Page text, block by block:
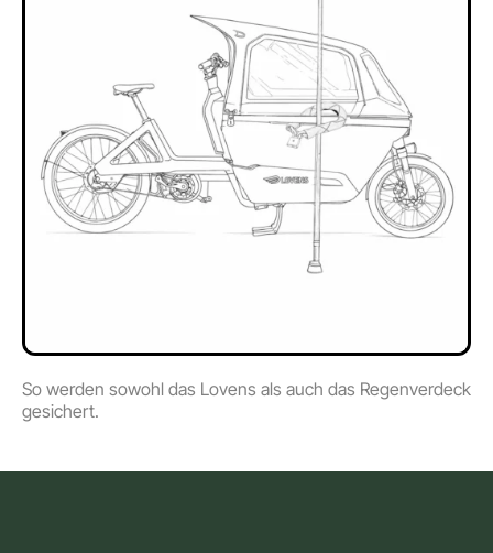
So werden sowohl das Lovens als auch das Regenverdeck
gesichert.